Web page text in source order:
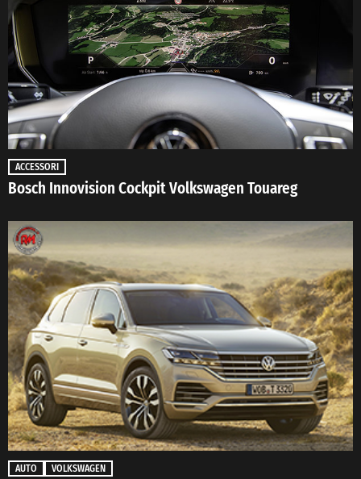
ACCESSORI
Bosch Innovision Cockpit Volkswagen Touareg
AUTO VOLKSWAGEN